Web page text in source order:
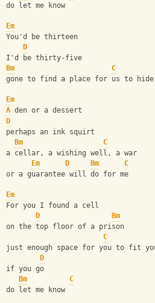
do let me know
Em
You'd be thirteen
D
I'd be thirty-five
Bm
C
gone to find a place for us to hide
Em
A den or a dessert
D
perhaps an ink squirt
Bm
C
a cellar, a wishing well, a war
Em
D Bm
C
or a guarantee will do for me
Em
For you I found a cell
D
Bm
on the top floor of a prison
C
just enough space for you to fit
D
if you go
Bm
C
do let me know